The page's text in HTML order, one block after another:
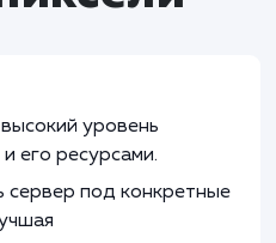
таких случаях,
платформ с более
решением.
без